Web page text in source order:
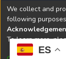
ES
Todos los
licenciados
Creative
© 2025.
We collect and
following
To learn more,